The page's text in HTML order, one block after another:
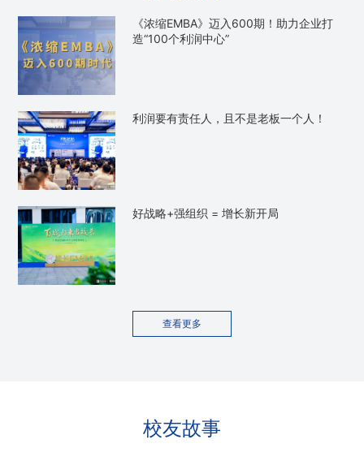
《浓缩EMBA》迈入600期！助力企业打
造“100个利润中心”
利润要有责任人，且不是老板一个人！
好战略+强组织 = 增长新开局
查看更多
校友故事